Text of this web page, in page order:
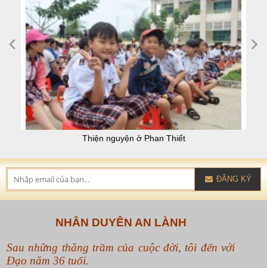
Thiện nguyện ở Phan Thiết
ĐĂNG KÝ
NHÂN DUYÊN AN LÀNH
Sau những thăng trầm của cuộc đời, tôi đến với
Đạo năm 36 tuổi.